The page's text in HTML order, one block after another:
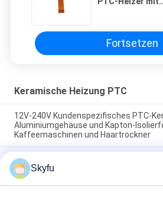
Fortsetzen
Keramische Heizung PTC
12V-240V Kundenspezifisches PTC-
Aluminiumgehäuse und Kapton-
Kaffeemaschinen und Haartrockner
Automatische konstante Temperatur
Energieeinsparung PTC Keramik
Haargelenker und Flachstahl
Skyfu